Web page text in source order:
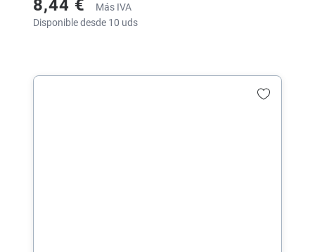
8,44 €
Más IVA
Disponible desde 10 uds